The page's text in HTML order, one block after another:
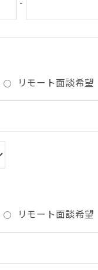
リモート面談希望
リモート面談希望